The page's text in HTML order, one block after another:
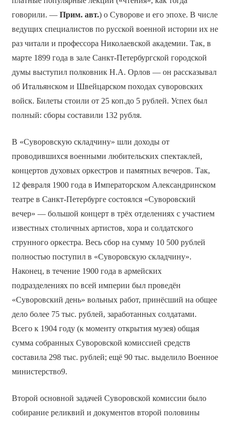
говорили. — Прим. авт.) о Суворове и его эпохе. В числе
ведущих специалистов по русской военной истории их не
раз читали и профессора Николаевской академии. Так, в
марте 1899 года в зале Санкт-Петербургской городской
думы выступил полковник Н.А. Орлов — он рассказывал
об Итальянском и Швейцарском походах суворовских
войск. Билеты стоили от 25 коп.до 5 рублей. Успех был
полный: сборы составили 132 рубля.
В «Суворовскую складчину» шли доходы от
проводившихся военными любительских спектаклей,
концертов духовых оркестров и памятных вечеров. Так,
12 февраля 1900 года в Императорском Александринском
театре в Санкт-Петербурге состоялся «Суворовский
вечер» — большой концерт в трёх отделениях с участием
известных столичных артистов, хора и солдатского
струнного оркестра. Весь сбор на сумму 10 500 рублей
полностью поступил в «Суворовскую складчину».
Наконец, в течение 1900 года в армейских
подразделениях по всей империи был проведён
«Суворовский день» вольных работ, принёсший на общее
дело более 75 тыс. рублей, заработанных солдатами.
Всего к 1904 году (к моменту открытия музея) общая
сумма собранных Суворовской комиссией средств
составила 298 тыс. рублей; ещё 90 тыс. выделило Военное
министерство9.
Второй основной задачей Суворовской комиссии было
собирание реликвий и документов второй половины